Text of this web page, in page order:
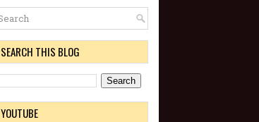
SEARCH THIS BLOG
YOUTUBE